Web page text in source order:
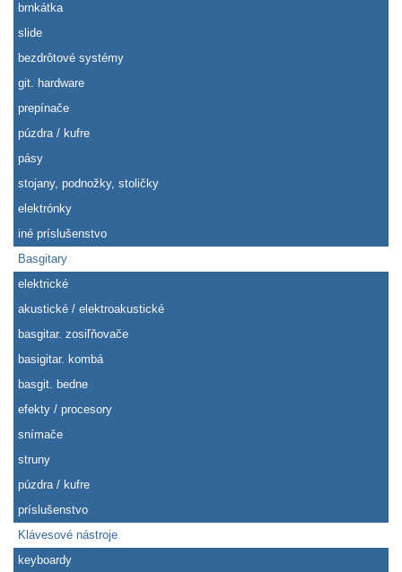
brnkátka
slide
bezdrôtové systémy
git. hardware
prepínače
púzdra / kufre
pásy
stojany, podnožky, stoličky
elektrónky
iné príslušenstvo
Basgitary
elektrické
akustické / elektroakustické
basgitar. zosiľňovače
basigitar. kombá
basgit. bedne
efekty / procesory
snímače
struny
púzdra / kufre
príslušenstvo
Klávesové nástroje
keyboardy